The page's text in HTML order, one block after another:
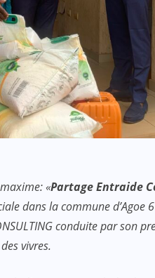
«Partage Entraide
dans la commune d’Agoe
conduite par son
vivres.